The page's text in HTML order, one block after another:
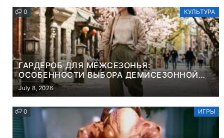
0 КУЛЬТУРА
ГАРДЕРОБ ДЛЯ МЕЖСЕЗОНЬЯ:
ОСОБЕННОСТИ ВЫБОРА ДЕМИСЕЗОННОЙ
ПАРКИ И ЭЛЕГАНТНОГО ЖЕНСКОГО ПЛАЩА
July 8, 2026
0 ИГРЫ